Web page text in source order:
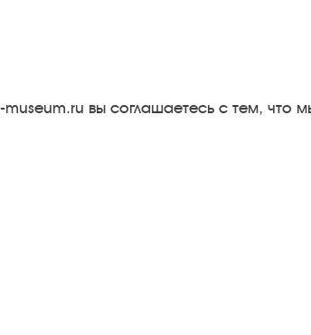
Результаты
вы соглашаетесь с тем,